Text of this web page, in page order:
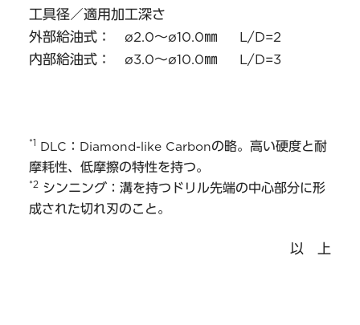
工具径／適用加工深さ
外部給油式： ø2.0～ø10.0㎜ L/D=2
内部給油式： ø3.0～ø10.0㎜ L/D=3
*1 DLC：Diamond-like Carbonの略。高い硬度と耐
摩耗性、低摩擦の特性を持つ。
*2シンニング：溝を持つドリル先端の中心部分に形
成された切れ刃のこと。
以 上